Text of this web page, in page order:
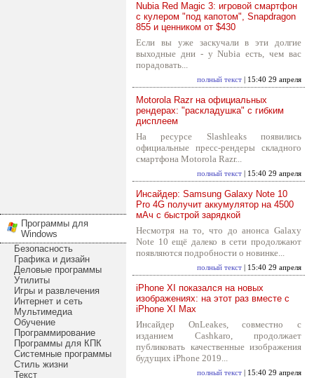
Программы для
Windows
Безопасность
Графика и дизайн
Деловые программы
Утилиты
Игры и развлечения
Интернет и сеть
Мультимедиа
Обучение
Программирование
Программы для КПК
Системные программы
Стиль жизни
Текст
Nubia Red Magic 3: игровой смартфон
с кулером "под капотом", Snapdragon
855 и ценником от $430
Если вы уже заскучали в эти долгие
выходные дни - у Nubia есть, чем вас
порадовать...
полный текст | 15:40 29 апреля
Motorola Razr на официальных
рендерах: "раскладушка" с гибким
дисплеем
На ресурсе Slashleaks появились
официальные пресс-рендеры складного
смартфона Motorola Razr...
полный текст | 15:40 29 апреля
Инсайдер: Samsung Galaxy Note 10
Pro 4G получит аккумулятор на 4500
мАч с быстрой зарядкой
Несмотря на то, что до анонса Galaxy
Note 10 ещё далеко в сети продолжают
появляются подробности о новинке...
полный текст | 15:40 29 апреля
iPhone XI показался на новых
изображениях: на этот раз вместе с
iPhone XI Max
Инсайдер OnLeakes, совместно с
изданием Cashkaro, продолжает
публиковать качественные изображения
будущих iPhone 2019...
полный текст | 15:40 29 апреля